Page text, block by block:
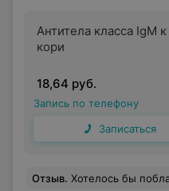
Антитела класса IgМ к
кори
18,64 руб.
Запись по телефону
Записаться
Отзыв. Хотелось бы поблагодарить такого врача, как